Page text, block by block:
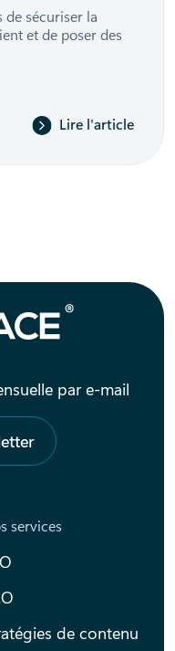
sécuriser la
et de poser des
Lire l'article
par e-mail
services
de contenu